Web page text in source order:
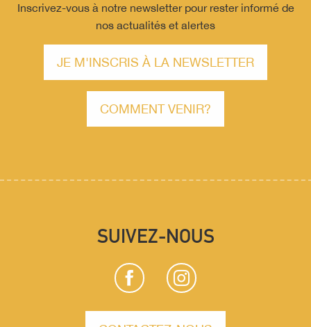
Inscrivez-vous à notre newsletter pour rester informé de
nos actualités et alertes
JE M'INSCRIS À LA NEWSLETTER
COMMENT VENIR?
SUIVEZ-NOUS